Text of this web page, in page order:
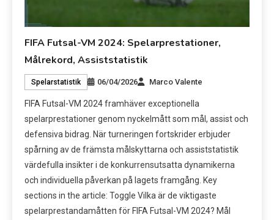
FIFA Futsal-VM 2024: Spelarprestationer,
Målrekord, Assiststatistik
Spelarstatistik 06/04/2026 Marco Valente
FIFA Futsal-VM 2024 framhäver exceptionella
spelarprestationer genom nyckelmått som mål, assist och
defensiva bidrag. När turneringen fortskrider erbjuder
spårning av de främsta målskyttarna och assiststatistik
värdefulla insikter i de konkurrensutsatta dynamikerna
och individuella påverkan på lagets framgång. Key
sections in the article: Toggle Vilka är de viktigaste
spelarprestandamåtten för FIFA Futsal-VM 2024? Mål